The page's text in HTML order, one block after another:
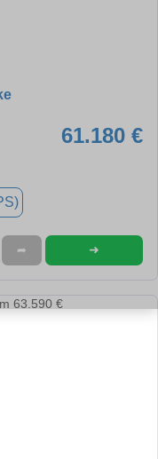
61.180 €
➦ ➜